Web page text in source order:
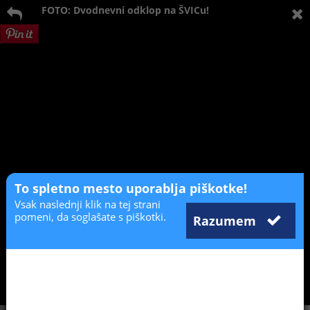
FOTO: Dvodnevni odklop na ŠVICu!
To spletno mesto uporablja piškotke!
Razumem
Vsak naslednji klik na tej strani
pomeni, da soglašate s piškotki.